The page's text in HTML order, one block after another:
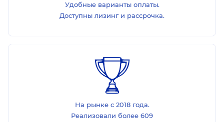
Удобные варианты оплаты.
Доступны лизинг и рассрочка.
На рынке с 2018 года.
Реализовали более 609